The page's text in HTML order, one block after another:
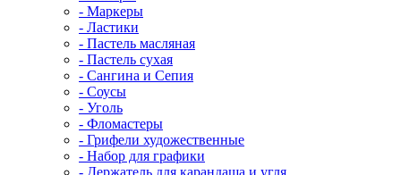
- Маркеры
- Ластики
- Пастель масляная
- Пастель сухая
- Сангина и Сепия
- Соусы
- Уголь
- Фломастеры
- Грифели художественные
- Набор для графики
- Держатель для карандаша и угля